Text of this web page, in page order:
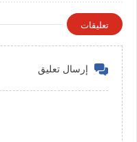
تعليقات
إرسال تعليق